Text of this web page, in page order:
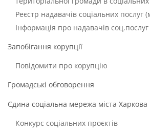
Реєстр надавачів соціальних послуг
Інформація про надавачів соц.послуг
Запобігання корупції
Повідомити про корупцію
Громадські обговорення
Єдина соціальна мережа міста Харкова
Конкурс соціальних проєктів